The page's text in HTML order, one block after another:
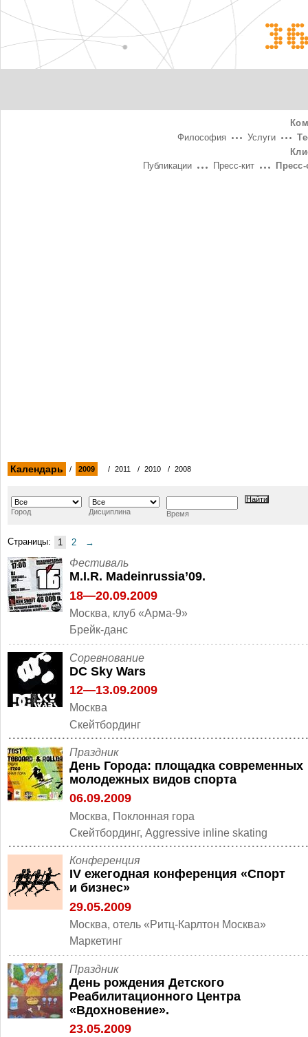
Услуги
Философия
Пресс-кит
Публикации
Календарь / 2009 / 2011 / 2010 / 2008
Город Дисциплина Время
Страницы: 1 2 →
Фестиваль
M.I.R. Madeinrussia’09.
18—20.09.2009
Москва, клуб «Арма-9»
Брейк-данс
Cоревнование
DC Sky Wars
12—13.09.2009
Москва
Скейтбординг
Праздник
День Города: площадка современных
молодежных видов спорта
06.09.2009
Москва, Поклонная гора
Скейтбординг, Aggressive inline skating
Конференция
IV ежегодная конференция «Спорт
и бизнес»
29.05.2009
Москва, отель «Ритц-Карлтон Москва»
Маркетинг
Праздник
День рождения Детского
Реабилитационного Центра
«Вдохновение».
23.05.2009